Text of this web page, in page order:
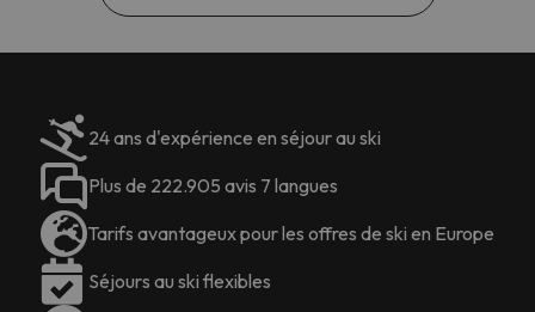
24 ans d'expérience en séjour au ski
Plus de 222.905 avis 7 langues
Tarifs avantageux pour les offres de ski en Europe
Séjours au ski flexibles